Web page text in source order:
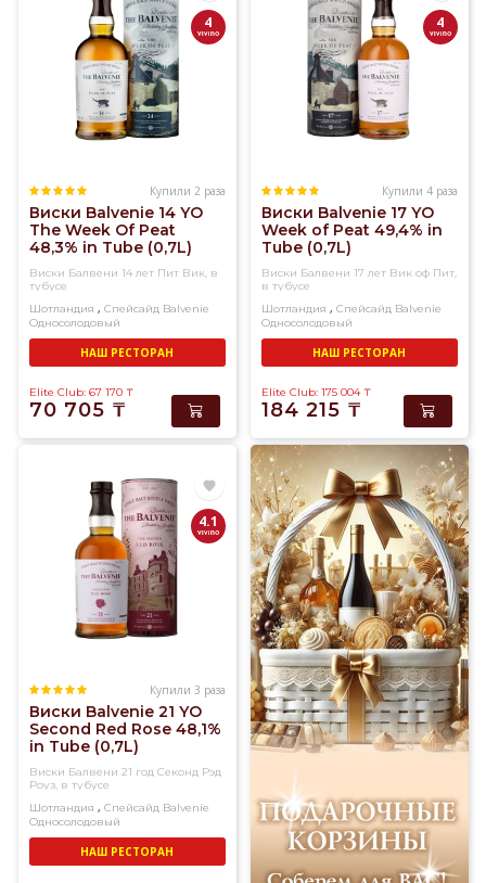
4
Купили 2 раза
Виски Balvenie 14 YO
The Week Of Peat
48,3% in Tube (0,7L)
Виски Балвени 14 лет Пит Вик, в
тубусе
Шотландия , Спейсайд Balvenie
Односолодовый
НАШ РЕСТОРАН
Elite Club: 67 170 ₸
70 705 ₸
4
Купили 4 раза
Виски Balvenie 17 YO
Week of Peat 49,4% in
Tube (0,7L)
Виски Балвени 17 лет Вик оф Пит,
в тубусе
Шотландия , Спейсайд Balvenie
Односолодовый
НАШ РЕСТОРАН
Elite Club: 175 004 ₸
184 215 ₸
4.1
Купили 3 раза
Виски Balvenie 21 YO
Second Red Rose 48,1%
in Tube (0,7L)
Виски Балвени 21 год Секонд Рэд
Роуз, в тубусе
Шотландия , Спейсайд Balvenie
Односолодовый
НАШ РЕСТОРАН